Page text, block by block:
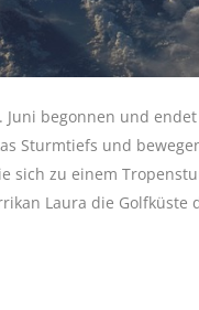
begonnen und
Sturmtiefs und
sich zu einem
Laura die Golfküste